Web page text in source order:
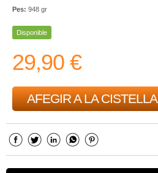
Pes: 948 gr
Disponible
29,90 €
AFEGIR A LA CISTELLA